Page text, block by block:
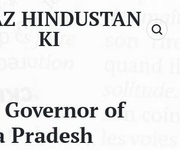
HINDUSTAN
KI
of
Pradesh